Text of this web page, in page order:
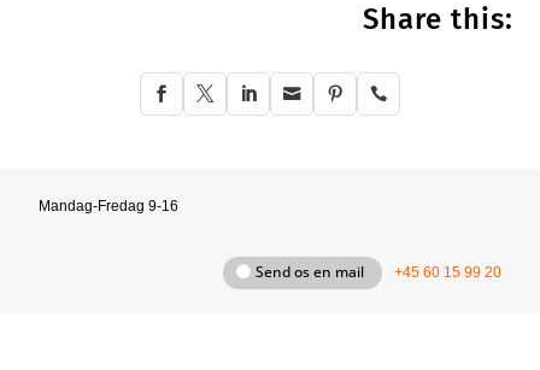
Share this:
     
Mandag-Fredag 9-16
Send os en mail +45 60 15 99 20